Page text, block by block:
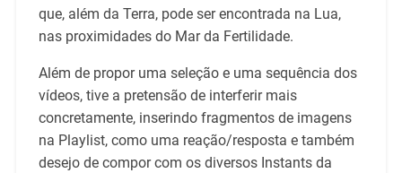
que, além da Terra, pode ser encontrada na Lua,
nas proximidades do Mar da Fertilidade.
Além de propor uma seleção e uma sequência dos
vídeos, tive a pretensão de interferir mais
concretamente, inserindo fragmentos de imagens
na Playlist, como uma reação/resposta e também
desejo de compor com os diversos Instants da